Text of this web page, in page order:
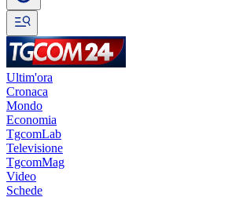
Ultim'ora
Cronaca
Mondo
Economia
TgcomLab
Televisione
TgcomMag
Video
Schede